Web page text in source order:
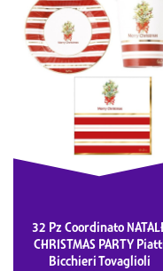
32 Pz Coordinato
CHRISTMAS PARTY
Bicchieri Tovaglioli